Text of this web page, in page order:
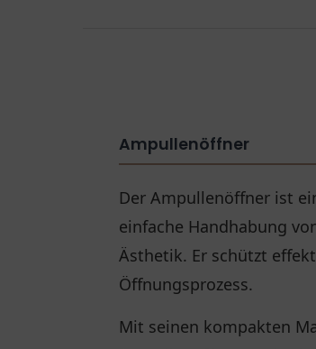
Ampullenöffner
Der Ampullenöffner ist
einfache Handhabung
Ästhetik. Er schützt
Öffnungsprozess.
Mit seinen kompakten